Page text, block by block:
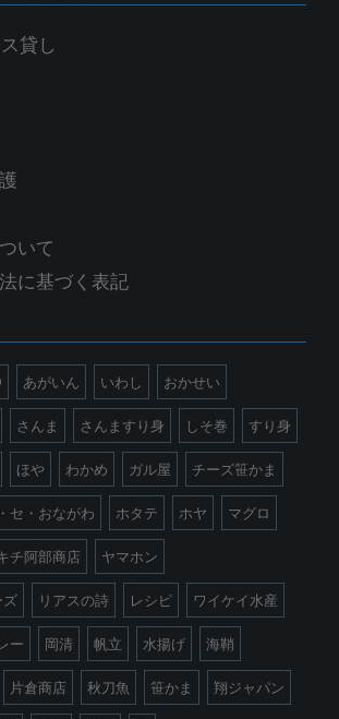
貸し
いて
に基づく表記
あがいん いわし おかせい
さんま さんますり身 しそ巻 すり身
ほや わかめ ガル屋 チーズ笹かま
セ・おながわ ホタテ ホヤ マグロ
チ阿部商店 ヤマホン
ズ リアスの詩 レシピ ワイケイ水産
ー 岡清 帆立 水揚げ 海鞘
片倉商店 秋刀魚 笹かま 翔ジャパン